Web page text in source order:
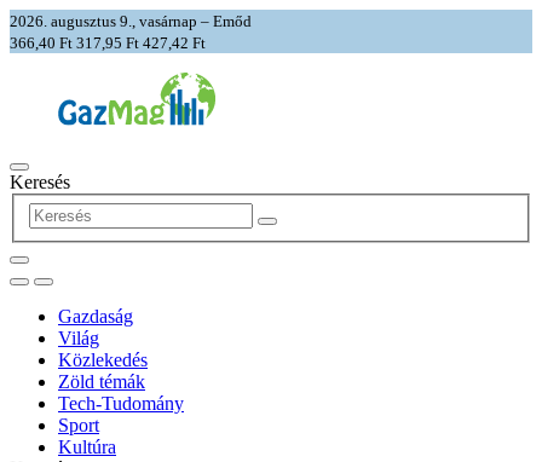
2026. augusztus 9., vasárnap – Emőd
366,40 Ft 317,95 Ft 427,42 Ft
Keresés
Gazdaság
Világ
Közlekedés
Zöld témák
Tech-Tudomány
Sport
Kultúra